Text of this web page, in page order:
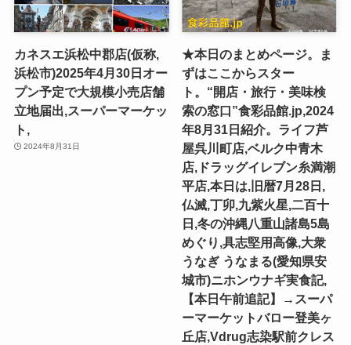
カネスエ浜松中郡店(仮称,
浜松市)2025年4月30日オー
プン予定で大規模小売店舗
立地届出,スーパーマーケッ
ト,
2024年8月31日
★本日のまとめページ。ま
ずはここからスター
ト。“開店・旅行・美味検
索の窓口”食彩品館.jp,2024
年8月31日紹介。ライフ芦
屋呉川町店,ベルク中青木
店,ドラッグイレブン糸満潮
平店,本日は,旧暦7月28日,
仏滅,丁卯,九紫火星,二百十
日,冬の沖縄八重山諸島5島
めぐり,具志堅用高像,大衆
うなぎ うなまる(愛知県安
城市)ニホンウナギ実食記,
【本日午前追記】→スーパ
ーマーケットバロー登美ヶ
丘店,Vdrug志染駅前クレス